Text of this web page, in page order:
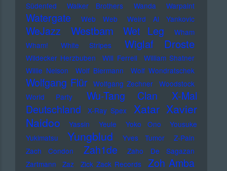
Südenfed
Walker Brothers Wanda Warpaint
Watergate Web Web Weird Al Yankovic
WeJazz Westbam Wet Leg
Wham
Wham!
White Stripes Wiglaf Droste
Wildecker Herzbuben Will Ferrell
William Shatner
Willie Nelson
Wolf Biermann Wolf Wondratschek
Wolfgang Flür Wolfgang Zechner
Woodstock
World Party
Wu-Tang Clan
X-Mal
Deutschland
X-Ray Spex Xatar Xavier
Naidoo
Yassin Yeule Yoko Ono
Yousuke
Yukimatsu
Yungblud Yves Tumor
Z-Pain
Zach Condon
Zah1de
Zaho De Sagazan
Zartmann
Zaz Zick Zack Records Zoh Amba